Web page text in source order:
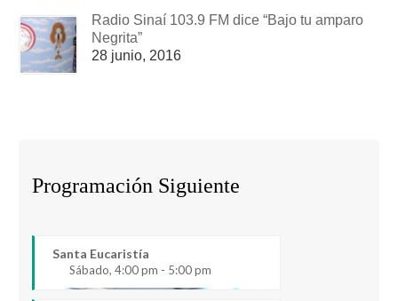
Radio Sinaí 103.9 FM dice “Bajo tu amparo
Negrita”
28 junio, 2016
Programación Siguiente
Santa Eucaristía
Sábado, 4:00 pm - 5:00 pm